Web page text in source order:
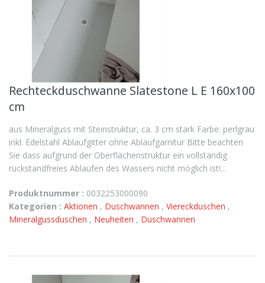
Rechteckduschwanne Slatestone L E 160x100
cm
aus Mineralguss mit Steinstruktur, ca. 3 cm stark Farbe: perlgrau
inkl. Edelstahl Ablaufgitter ohne Ablaufgarnitur Bitte beachten
Sie dass aufgrund der Oberflächenstruktur ein vollständig
rückstandfreies Ablaufen des Wassers nicht möglich ist!...
Produktnummer : 0032253000090
Kategorien : Aktionen , Duschwannen , Viereckduschen ,
Mineralgussduschen , Neuheiten , Duschwannen